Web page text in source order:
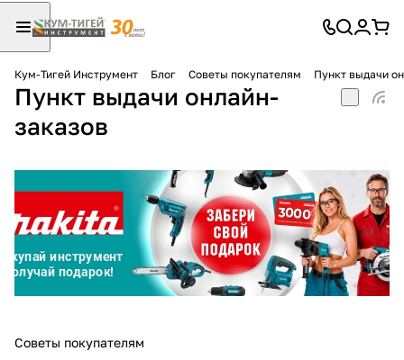
Кум-Тигей Инструмент Блог Советы покупателям Пункт выдачи
Пункт выдачи онлайн-
заказов
Советы покупателям
Для клиентов всех банков
Разбейте
оплатуна части
без переплат
График платежей
25%